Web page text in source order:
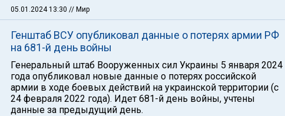
05.01.2024 13:30 // Мир
Генштаб ВСУ опубликовал данные о потерях армии РФ
на 681-й день войны
Генеральный штаб Вооруженных сил Украины 5 января 2024
года опубликовал новые данные о потерях российской
армии в ходе боевых действий на украинской территории (с
24 февраля 2022 года). Идет 681-й день войны, учтены
данные за предыдущий день.